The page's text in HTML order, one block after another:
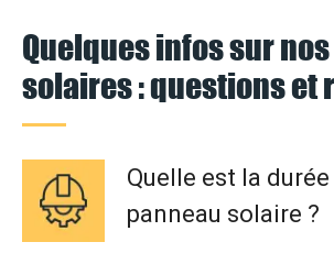
Quelques infos sur
solaires : questions et
Quelle est la
panneau solaire ?